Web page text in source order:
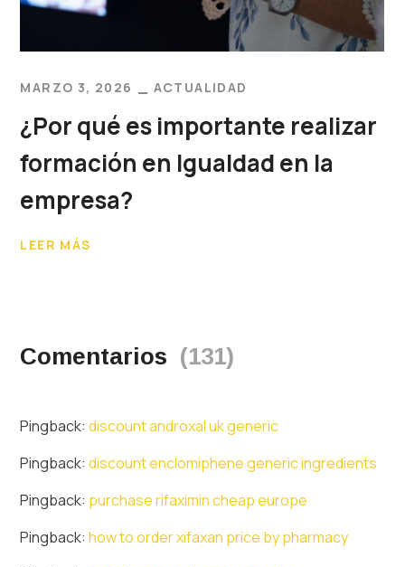
MARZO 3, 2026 ACTUALIDAD
¿Por qué es importante realizar
formación en Igualdad en la
empresa?
LEER MÁS
Comentarios (131)
Pingback:discount androxal uk generic
Pingback:discount enclomiphene generic ingredients
Pingback: purchase rifaximin cheap europe
Pingback:how to order xifaxan price by pharmacy